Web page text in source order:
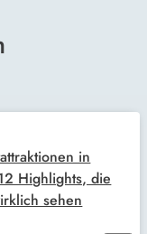
in
Highlights, die
sehen